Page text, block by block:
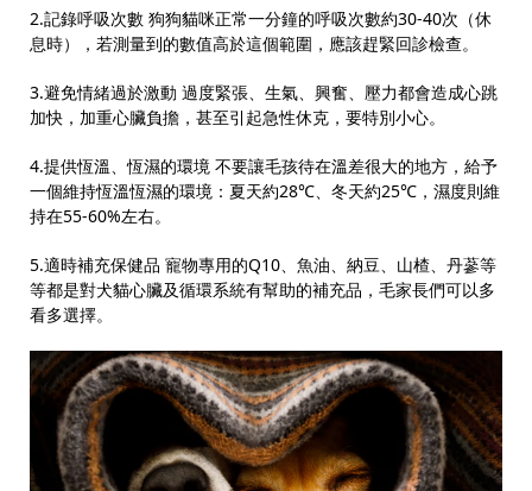
2.記錄呼吸次數 狗狗貓咪正常一分鐘的呼吸次數約30-40次（休
息時），若測量到的數值高於這個範圍，應該趕緊回診檢查。
3.避免情緒過於激動 過度緊張、生氣、興奮、壓力都會造成心跳
加快，加重心臟負擔，甚至引起急性休克，要特別小心。
4.提供恆溫、恆濕的環境 不要讓毛孩待在溫差很大的地方，給予
一個維持恆溫恆濕的環境：夏天約28℃、冬天約25℃，濕度則維
持在55-60%左右。
5.適時補充保健品 寵物專用的Q10 、魚油、納豆、山楂、丹蔘等
等都是對犬貓心臟及循環系統有幫助的補充品，毛家長們可以多
看多選擇。